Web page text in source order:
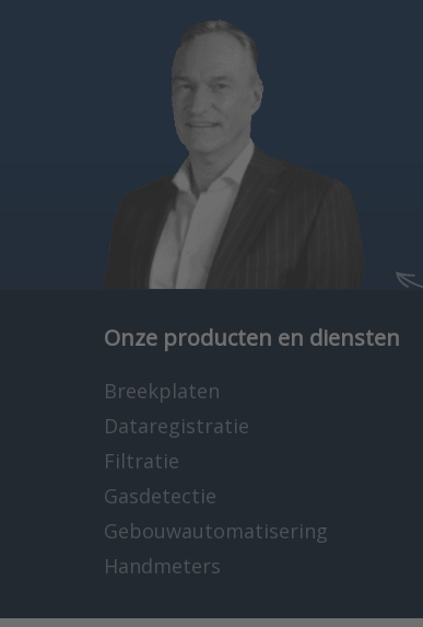
Onze producten en diensten
Breekplaten
Dataregistratie
Filtratie
Gasdetectie
Gebouwautomatisering
Handmeters